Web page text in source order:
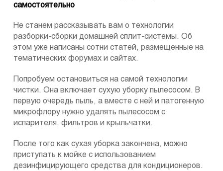
самостоятельно
Не станем рассказывать вам о технологии
разборки-сборки домашней сплит-системы. Об
этом уже написаны сотни статей, размещенные на
тематических форумах и сайтах.
Попробуем остановиться на самой технологии
чистки. Она включает сухую уборку пылесосом. В
первую очередь пыль, а вместе с ней и патогенную
микрофлору нужно удалять пылесосом с
испарителя, фильтров и крыльчатки.
После того как сухая уборка закончена, можно
приступать к мойке с использованием
дезинфицирующего средства для кондиционеров.